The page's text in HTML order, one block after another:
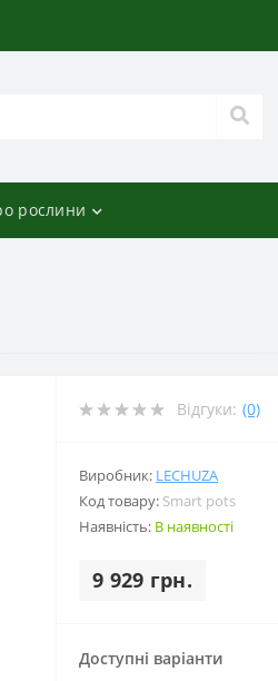
рослини
Відгуки: (0)
Виробник: LECHUZA
Код товару: Smart pots
Наявність: В наявності
9 929 грн.
Доступні варіанти